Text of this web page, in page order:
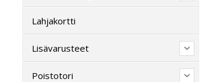
Lahjakortti
Lisävarusteet
Poistotori